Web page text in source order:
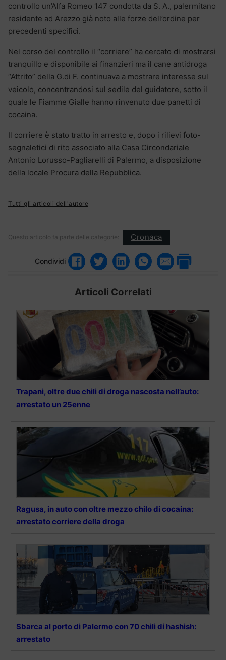
controllo un’Alfa Romeo 147 condotta da S. A., palermitano
residente ad Arezzo già noto alle forze dell’ordine per
precedenti specifici.
Nel corso del controllo il “corriere” ha cercato di mostrarsi
tranquillo e disponibile ai finanzieri ma il cane antidroga
“Attrito” della G.di F. continuava a mostrare interesse sul
veicolo, concentrandosi sul sedile del guidatore, sotto il
quale le Fiamme Gialle hanno rinvenuto due panetti di
cocaina.
Il corriere è stato tratto in arresto e, dopo i rilievi foto-
segnaletici di rito associato alla Casa Circondariale
Antonio Lorusso-Pagliarelli di Palermo, a disposizione
della locale Procura della Repubblica.
Tutti gli articoli dell'autore
Questo articolo fa parte delle categorie: Cronaca
Condividi
Articoli Correlati
Trapani, oltre due chili di droga nascosta nell’auto:
arrestato un 25enne
Ragusa, in auto con oltre mezzo chilo di cocaina:
arrestato corriere della droga
Sbarca al porto di Palermo con 70 chili di hashish:
arrestato